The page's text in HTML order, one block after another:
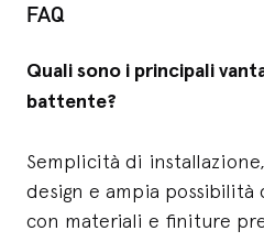
FAQ
Quali sono i principali
battente?
Semplicità di
design e ampia possibilità
con materiali e finiture